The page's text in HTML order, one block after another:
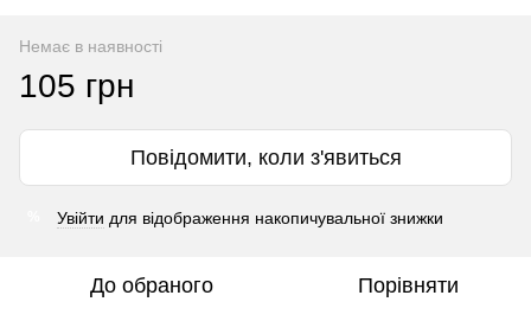
Немає в наявності
105 грн
Повідомити, коли з'явиться
Увійти для відображення накопичувальної знижки
До обраного Порівняти